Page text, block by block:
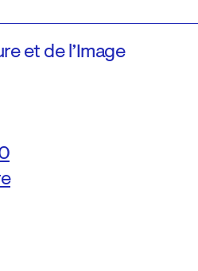
et de l’Image